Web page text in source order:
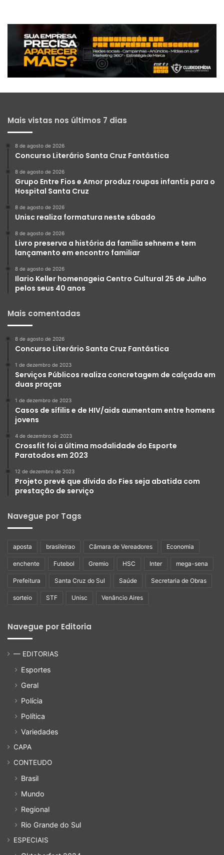
Mais vistas nos últimos 7 dias
8 de agosto de 2026
Concurso Literário Santa Cruz Fantástica
8 de agosto de 2026
Grupo Entre Fios e Amor produz roupas infantis para o
Hospital Santa Cruz
8 de agosto de 2026
Unisc realiza formatura neste sábado
8 de agosto de 2026
Livro preserva a história da família sehnem e tem
lançamento em encontro familiar
8 de agosto de 2026
Ilario Keller homenageia Centro Cultural 25 de Julho
pelos seus 40 anos
Mais comentadas
8 de agosto de 2026
Concurso Literário Santa Cruz Fantástica
1 de dezembro de 2023
Serviços Públicos realiza concretagem de calçada em
duas praças
1 de dezembro de 2023
Casos de sífilis e de HIV/aids aumentam entre homens
jovens
4 de dezembro de 2023
Crossfit foi a última modalidade do Esporte
Paratodos em 2023
12 de dezembro de 2023
Projeto prevê que dívida do Fies seja abatida com
prestação de serviço
Navegue por Tags
aposta brasileirao Câmara de Vereadores Economia
enchente Futebol Gremio HSC Inter mega-sena
Prefeitura Santa Cruz do Sul Saúde Secretaria de Obras
sorteio STF Unisc Venâncio Aires
Navegue por Editoria
— EDITORIAS
Esportes
Geral
Polícia
Política
Variedades
CAPA
CONTEUDO
Brasil
Mundo
Regional
Rio Grande do Sul
ESPECIAIS